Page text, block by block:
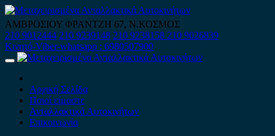
Skip
to
content
ΑΜΒΡΟΣΙΟΥ ΦΡΑΝΤΖΗ 67, Ν.ΚΟΣΜΟΣ
210 9012444 210 9239148 210 9238158 210 9026839
Κινητό-Viber-whatsapp : 6980507900
Primary
Αρχική Σελίδα
Ποιοί είμαστε
Ανταλλακτικά Αυτοκινήτων
Επικοινωνία